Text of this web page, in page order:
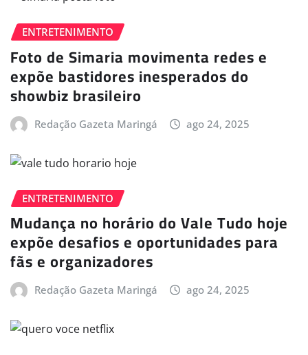
ENTRETENIMENTO
Foto de Simaria movimenta redes e
expõe bastidores inesperados do
showbiz brasileiro
Redação Gazeta Maringá ago 24, 2025
ENTRETENIMENTO
Mudança no horário do Vale Tudo hoje
expõe desafios e oportunidades para
fãs e organizadores
Redação Gazeta Maringá ago 24, 2025